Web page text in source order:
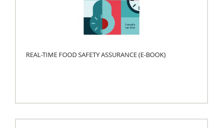
REAL-TIME FOOD SAFETY ASSURANCE (E-BOOK)